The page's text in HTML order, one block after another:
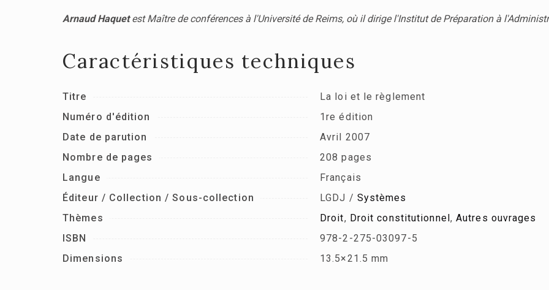
Arnaud Haquetest Maître de conférences à l'Université de Reims, où il dirige l'Institut de Préparation à
Caractéristiques techniques
Titre
La loi et le règlement
Numéro d'édition
1re édition
Date de parution
Avril 2007
Nombre de pages
208 pages
Langue
Français
Éditeur / Collection / Sous-collection
LGDJ / Systèmes
Thèmes
Droit, Droit constitutionnel ,Autres ouvrages
ISBN
978-2-275-03097-5
Dimensions
13.5×21.5 mm